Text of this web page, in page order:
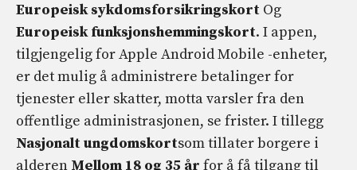
Europeisk sykdomsforsikringskort Og
Europeisk funksjonshemmingskort. I appen,
tilgjengelig for Apple Android Mobile -enheter,
er det mulig å administrere betalinger for
tjenester eller skatter, motta varsler fra den
offentlige administrasjonen, se frister. I tillegg
Nasjonalt ungdomskortsom tillater borgere i
alderen Mellom 18 og 35 år for å få tilgang til